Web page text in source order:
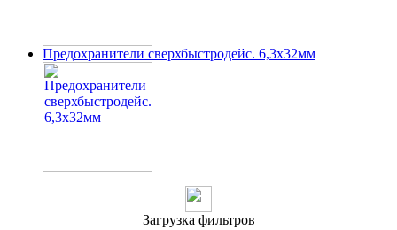
Предохранители сверхбыстродейс. 6,3x32мм
Загрузка фильтров